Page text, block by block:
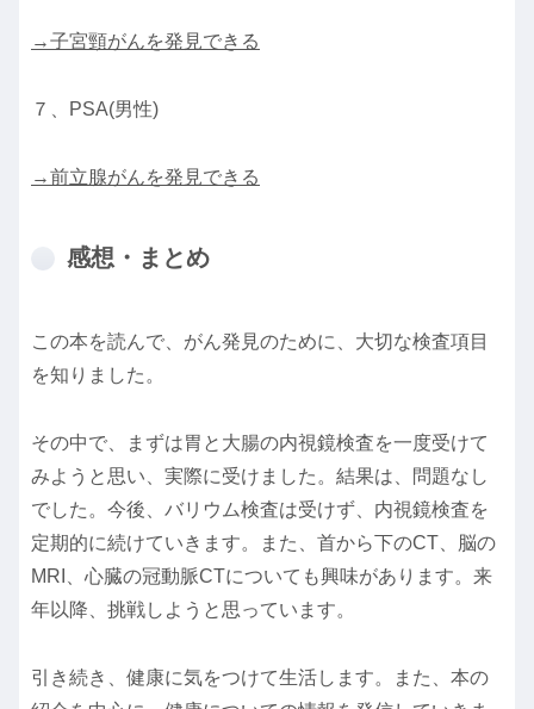
→子宮頸がんを発見できる
７、PSA(男性)
→前立腺がんを発見できる
感想・まとめ
この本を読んで、がん発見のために、大切な検査項目
を知りました。
その中で、まずは胃と大腸の内視鏡検査を一度受けて
みようと思い、実際に受けました。結果は、問題なし
でした。今後、バリウム検査は受けず、内視鏡検査を
定期的に続けていきます。また、首から下のCT、脳の
MRI、心臓の冠動脈CTについても興味があります。来
年以降、挑戦しようと思っています。
引き続き、健康に気をつけて生活します。また、本の